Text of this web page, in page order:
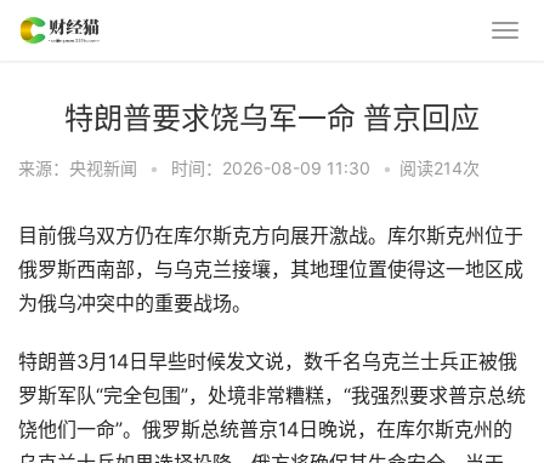
特朗普要求饶乌军一命 普京回应
来源：央视新闻 • 时间：2026-08-09 11:30 • 阅读214次
目前俄乌双方仍在库尔斯克方向展开激战。库尔斯克州位于
俄罗斯西南部，与乌克兰接壤，其地理位置使得这一地区成
为俄乌冲突中的重要战场。
特朗普3月14日早些时候发文说，数千名乌克兰士兵正被俄
罗斯军队“完全包围”，处境非常糟糕，“我强烈要求普京总统
饶他们一命”。俄罗斯总统普京14日晚说，在库尔斯克州的